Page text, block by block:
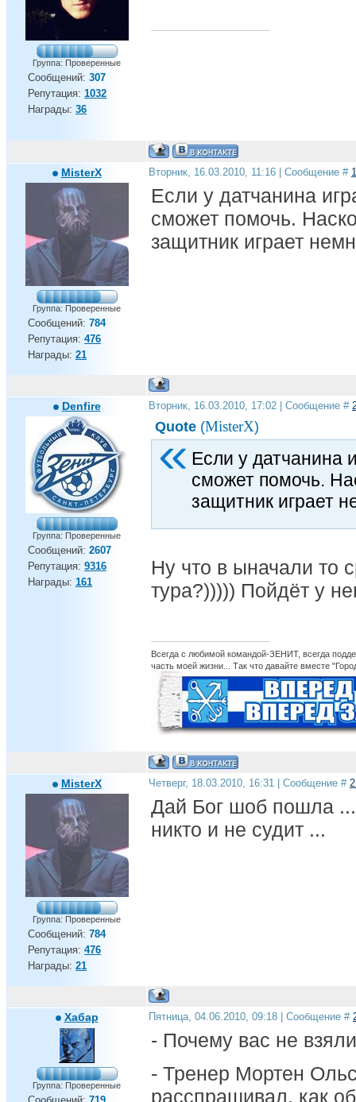
Группа: Проверенные
Сообщений: 307
Репутация: 1032
Награды: 36
MisterX
Группа: Проверенные
Сообщений: 784
Репутация: 476
Награды: 21
Вторник, 16.03.2010, 11:16 | Сообщение #
Если у датчанина
сможет помочь.
защитник играет
Denfire
Группа: Проверенные
Сообщений: 2607
Репутация: 9316
Награды: 161
Вторник, 16.03.2010, 17:02 | Сообщение #
Quote (MisterX)
Если у датчанина
сможет помочь.
защитник играет
Ну что в ыначали то
тура?))))) Пойдёт у
Всегда с любимой командой-ЗЕНИТ, всегда
часть моей жизни... Так что давайте вместе
MisterX
Группа: Проверенные
Сообщений: 784
Репутация: 476
Награды: 21
Четверг, 18.03.2010, 16:31 | Сообщение #
Дай Бог шоб пошла ...
никто и не судит ...
Хабар
Группа: Проверенные
Пятница, 04.06.2010, 09:18 | Сообщение #
- Почему вас не
- Тренер Мортен
расспрашивал, как